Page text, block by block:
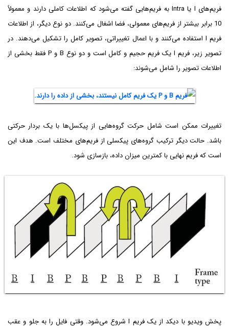
فریم‌های I یا Intra به فریم‌هایی گفته می‌شود که اطلاعات کاملی دارند و معمولاً
10 برابر بیشتر از فریم‌های معمولی، فضا اشغال می‌کنند. دو نوع دیگر، از اطلاعات
فریم I استفاده می‌کنند و با اعمال تغییراتی، تصویر کامل را تشکیل می‌دهند. در
تصویر زیر، فریم I یک فریم حجیم و کامل است و دو نوع B و P فقط بخشی از
اطلاعات تصویر را شامل می‌شوند:
تغییرات ممکن است شامل حرکت گروه‌هایی از پیکسل‌ها با یک بردار حرکتی
باشد. حالت دیگر ترکیب گروه‌های پیکسلی از فریم‌های مختلف است. هدف این
است که فریم نهایی با کمترین میزان داده، بازسازی شود.
پخش ویدیو با دیکد از یک فریم I شروع می‌شود. وقتی فایل را به جلو و عقب